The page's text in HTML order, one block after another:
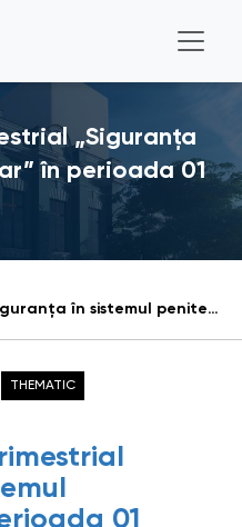
„Siguranța
în perioada 01
Raport tematic trimestrial „Siguranța în sistemul penitenciar” în perioada 01 aprilie – 30 iunie 2023
THEMATIC
01